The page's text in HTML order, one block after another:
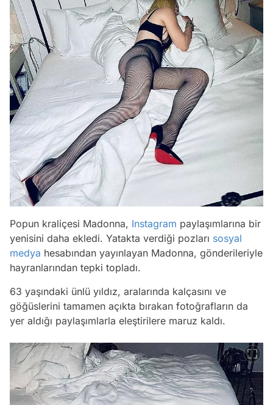
Popun kraliçesi Madonna, Instagram paylaşımlarına bir
yenisini daha ekledi. Yatakta verdiği pozları sosyal
medya hesabından yayınlayan Madonna, gönderileriyle
hayranlarından tepki topladı.
63 yaşındaki ünlü yıldız, aralarında kalçasını ve
göğüslerini tamamen açıkta bırakan fotoğrafların da
yer aldığı paylaşımlarla eleştirilere maruz kaldı.